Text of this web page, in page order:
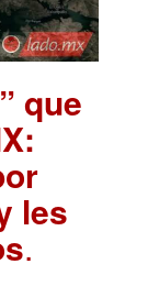
que
les
.